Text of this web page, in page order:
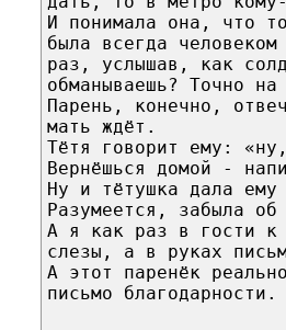
И понимала она, что
была всегда
раз, услышав, как
обманываешь? Точно
Парень, конечно,
мать ждёт.
Тётя говорит ему:
Вернёшься домой -
Ну и тётушка дала
Разумеется, забыла
А я как раз в гости к
слезы, а в руках
А этот паренёк
письмо благодарности.